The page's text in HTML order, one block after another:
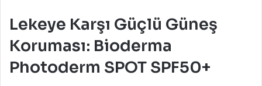
Lekeye Karşı Güçlü Güneş
Koruması: Bioderma
Photoderm SPOT SPF50+